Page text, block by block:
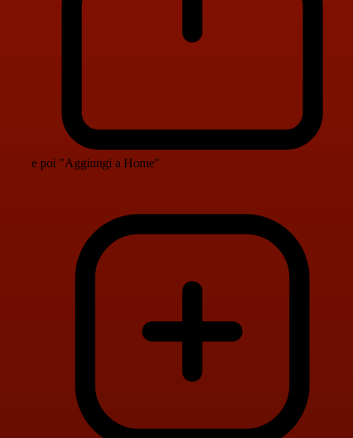
e poi "Aggiungi a Home"